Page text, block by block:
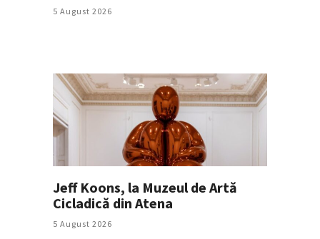
5 August 2026
Jeff Koons, la Muzeul de Artă
Cicladică din Atena
5 August 2026